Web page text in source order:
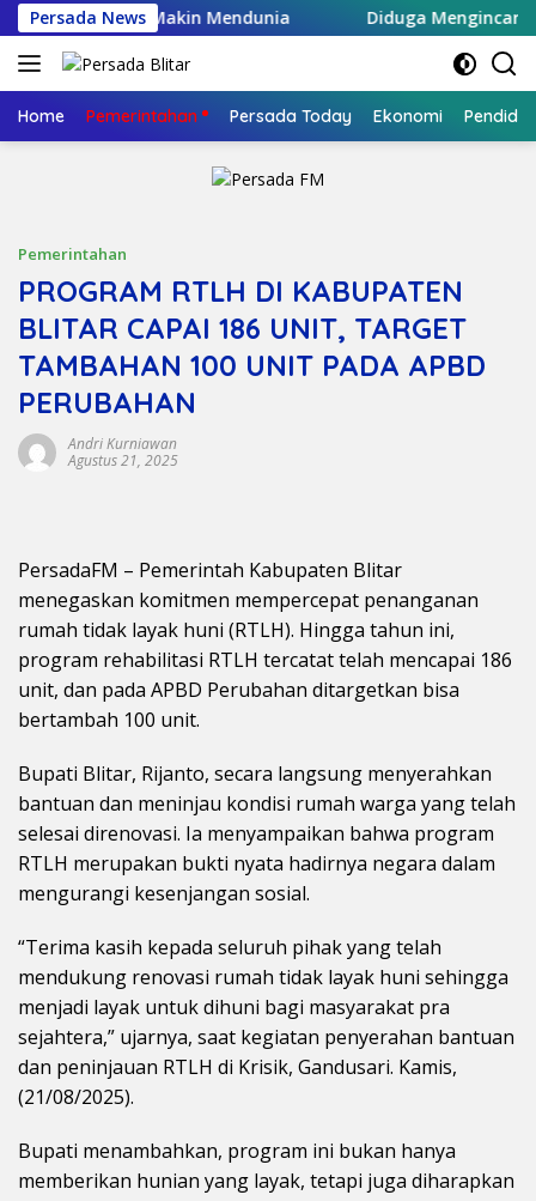
Langsung
ke
konten
Persada News
Blitar Makin Mendunia Diduga Mengincar Bagian
Home Pemerintahan Persada Today Ekonomi
Pemerintahan
PROGRAM RTLH DI KABUPATEN
BLITAR CAPAI 186 UNIT, TARGET
TAMBAHAN 100 UNIT PADA APBD
PERUBAHAN
Andri Kurniawan
Agustus 21, 2025
PersadaFM – Pemerintah Kabupaten Blitar
menegaskan komitmen mempercepat penanganan
rumah tidak layak huni (RTLH). Hingga tahun ini,
program rehabilitasi RTLH tercatat telah mencapai 186
unit, dan pada APBD Perubahan ditargetkan bisa
bertambah 100 unit.
Bupati Blitar, Rijanto, secara langsung menyerahkan
bantuan dan meninjau kondisi rumah warga yang telah
selesai direnovasi. Ia menyampaikan bahwa program
RTLH merupakan bukti nyata hadirnya negara dalam
mengurangi kesenjangan sosial.
“Terima kasih kepada seluruh pihak yang telah
mendukung renovasi rumah tidak layak huni sehingga
menjadi layak untuk dihuni bagi masyarakat pra
sejahtera,” ujarnya, saat kegiatan penyerahan bantuan
dan peninjauan RTLH di Krisik, Gandusari. Kamis,
(21/08/2025).
Bupati menambahkan, program ini bukan hanya
memberikan hunian yang layak, tetapi juga diharapkan